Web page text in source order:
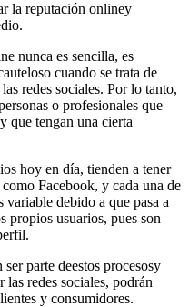
la reputación onliney
nunca es sencilla, es
cuando se trata de
redes sociales. Por lo tanto,
o profesionales que
que tengan una cierta
hoy en día, tienden a tener
Facebook, y cada una de
variable debido a que pasa a
propios usuarios, pues son
parte deestos procesosy
redes sociales, podrán
y consumidores.